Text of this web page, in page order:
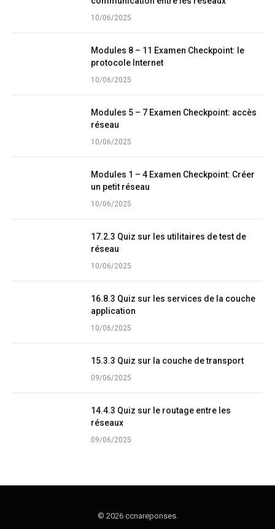
10/06/2025
Modules 8 – 11 Examen Checkpoint: le
protocole Internet
10/06/2025
Modules 5 – 7 Examen Checkpoint: accès
réseau
10/06/2025
Modules 1 – 4 Examen Checkpoint: Créer
un petit réseau
10/06/2025
17.2.3 Quiz sur les utilitaires de test de
réseau
10/06/2025
16.8.3 Quiz sur les services de la couche
application
10/06/2025
15.3.3 Quiz sur la couche de transport
09/06/2025
14.4.3 Quiz sur le routage entre les
réseaux
09/06/2025
© 2026 ccnareponses.